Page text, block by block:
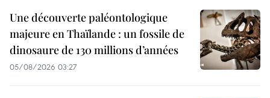
Une découverte paléontologique
majeure en Thaïlande : un fossile de
dinosaure de 130 millions d’années
05/08/2026 03:27